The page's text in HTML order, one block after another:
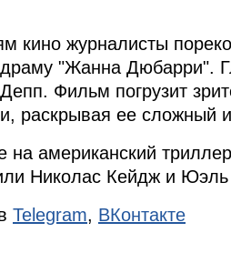
кино журналисты
"Жанна Дюбарри".
Фильм погрузит
ее сложный и
на американский
Николас Кейдж и
Telegram, ВКонтакте